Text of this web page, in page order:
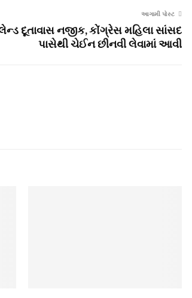
આગામી પોસ્ટ
દૂતાવાસ નજીક, કોંગ્રેસ મહિલા સાંસદ
પાસેથી ચેઈન છીનવી લેવામાં આવી